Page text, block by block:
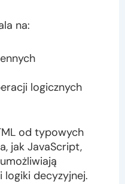
na:
logicznych
od typowych
jak JavaScript,
decyzyjnej.